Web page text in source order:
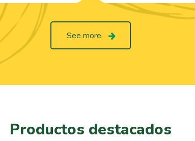
See more
Productos destacados